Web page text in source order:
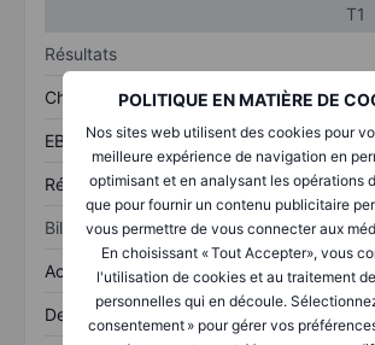
POLITIQUE EN MATIÈRE DE
Nos sites web utilisent des cookies pour
meilleure expérience de navigation en
optimisant et en analysant les opérations
que pour fournir un contenu publicitaire
vous permettre de vous connecter aux
En choisissant « Tout Accepter», vous
l'utilisation de cookies et au traitement
personnelles qui en découle.
consentement » pour gérer vos
T1
Résultats
Chiffre d’affaires XXXXXXX
EBITDA XXXXXXX
Résultat net XXXXXXX
Bilan
Actifs totaux XXXXXXX
Dette totale XXXXXXX